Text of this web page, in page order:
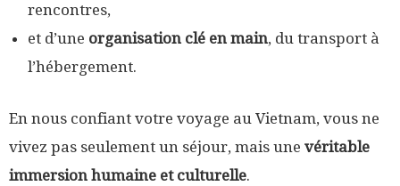
rencontres,
et d’une organisation clé en main, du transport à
l’hébergement.
En nous confiant votre voyage au Vietnam, vous ne
vivez pas seulement un séjour, mais une véritable
immersion humaine et culturelle.